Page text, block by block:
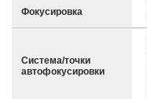
Фокусировка
Система/точки
автофокусировки